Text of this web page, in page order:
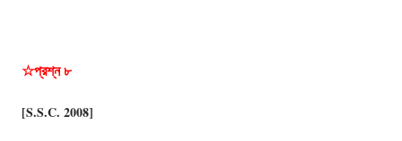
☆প্রশ্ন ৮
[S.S.C. 2008]